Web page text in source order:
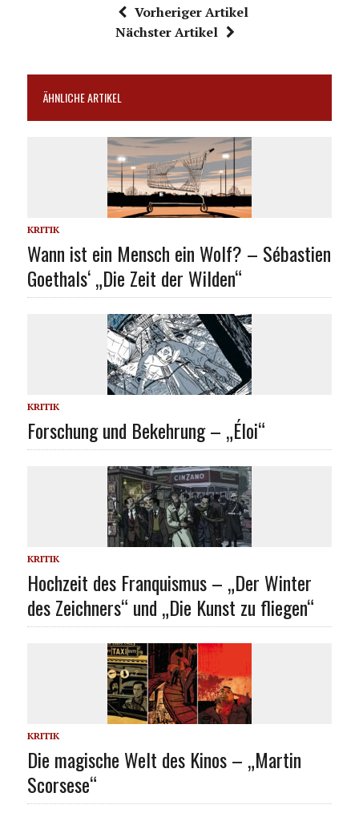
Vorheriger Artikel
Nächster Artikel
ÄHNLICHE ARTIKEL
KRITIK
Wann ist ein Mensch ein Wolf? – Sébastien
Goethals‘ „Die Zeit der Wilden“
KRITIK
Forschung und Bekehrung – „Éloi“
KRITIK
Hochzeit des Franquismus – „Der Winter
des Zeichners“ und „Die Kunst zu fliegen“
KRITIK
Die magische Welt des Kinos – „Martin
Scorsese“